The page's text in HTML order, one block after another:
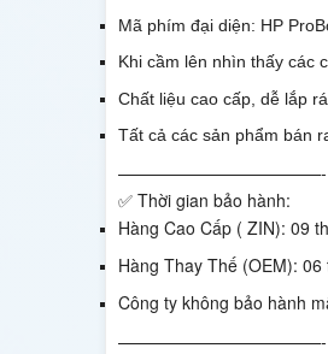
Mã phím đại diện: HP
Khi cầm lên nhìn thấy các
Chất liệu cao cấp, dễ lắp
Tất cả các sản phẩm bán
————————————-
✅ Thời gian bảo hành:
Hàng Cao Cấp ( ZIN): 09
Hàng Thay Thế (OEM): 06
Công ty không bảo hành
————————————-